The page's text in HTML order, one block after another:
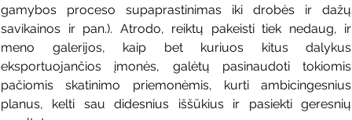
gamybos proceso supaprastinimas iki drobės ir dažų
savikainos ir pan.). Atrodo, reiktų pakeisti tiek nedaug, ir
meno galerijos, kaip bet kuriuos kitus dalykus
eksportuojančios įmonės, galėtų pasinaudoti tokiomis
pačiomis skatinimo priemonėmis, kurti ambicingesnius
planus, kelti sau didesnius iššūkius ir pasiekti geresnių